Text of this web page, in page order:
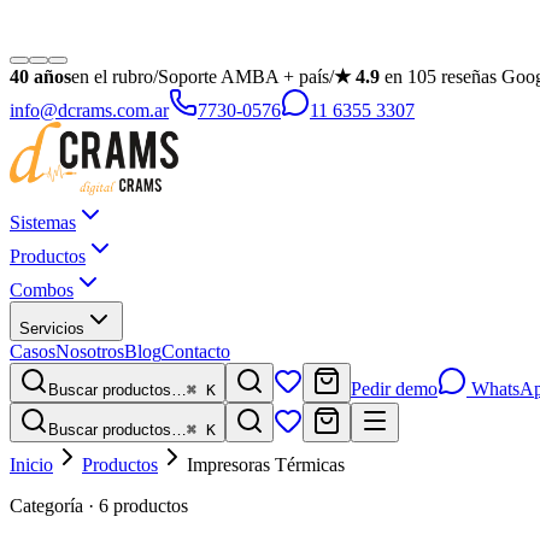
40 añosen el rubro/Soporte AMBA + país/★4.9 en 105 reseñas
info@dcrams.com.ar
7730-0576 11 6355 3307
Sistemas
Productos
Combos
Servicios
CasosNosotrosBlogContacto
Buscar productos…⌘ K Pedir demo
Buscar productos…⌘ K
Inicio Productos
Impresoras Térmicas
Categoría · 6 productos